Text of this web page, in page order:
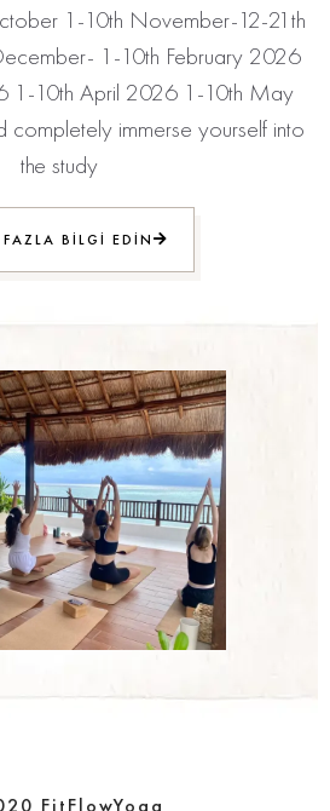
1-10th November-12-21th
1-10th February 2026
1-10th April 2026 1-10th May
immerse yourself into
the study
BILGI EDIN
FitFlowYoga